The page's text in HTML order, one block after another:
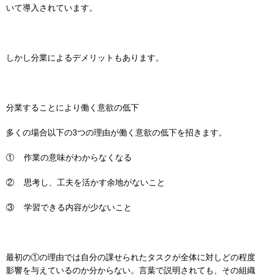
いて導入されています。
しかし分業によるデメリットもあります。
分業することにより働く意欲の低下
多くの場合以下の3つの理由が働く意欲の低下を招きます。
① 作業の意味がわからなくなる
② 思考し、工夫を活かす余地がないこと
③ 学習できる内容が少ないこと
最初の①の理由では自分の課せられたタスクが全体に対しどの程度
影響を与えているのか分からない。言葉で説明されても、その組織